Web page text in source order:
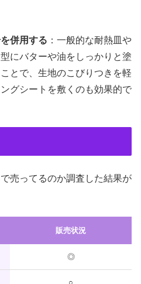
併用する ：一般的な耐熱皿や
にバターや油をしっかりと塗
とで、生地のこびりつきを軽
グシートを敷くのも効果的で
売ってるのか調査した結果が
販売状況
◎